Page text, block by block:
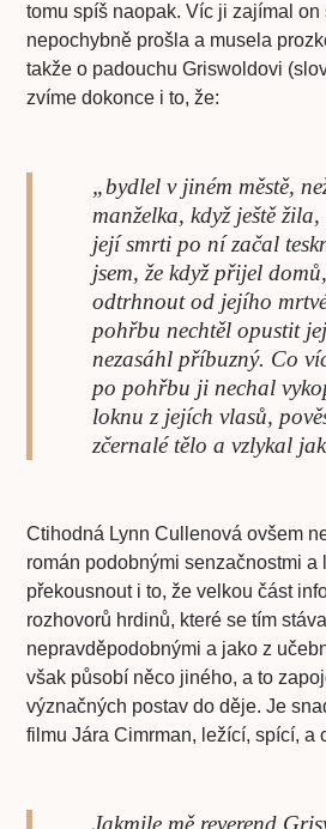
tomu spíš naopak. Víc ji zajímal on
nepochybně prošla a musela
takže o padouchu Griswoldovi
zvíme dokonce i to, že:
„bydlel v jiném městě,
manželka, když ještě
její smrti po ní začal
jsem, že když přijel
odtrhnout od jejího
pohřbu nechtěl opustit
nezasáhl příbuzný. Co
po pohřbu ji nechal
loknu z jejích vlasů,
zčernalé tělo a vzlykal
Ctihodná Lynn Cullenová ovšem
román podobnými senzačnostmi a
překousnout i to, že velkou část
rozhovorů hrdinů, které se tím
nepravděpodobnými a jako z
však působí něco jiného, a to
význačných postav do děje. Je
filmu Jára Cimrman, ležící, spící, a
Jakmile mě reverend